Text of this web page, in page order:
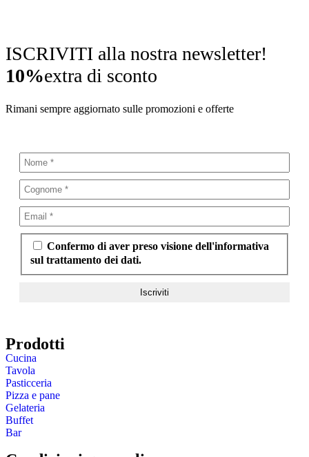
ISCRIVITI alla nostra newsletter!
10%extra di sconto
Rimani sempre aggiornato sulle promozioni e offerte
Confermo di aver preso visione dell'informativa
sul trattamento dei dati.
Prodotti
Cucina
Tavola
Pasticceria
Pizza e pane
Gelateria
Buffet
Bar